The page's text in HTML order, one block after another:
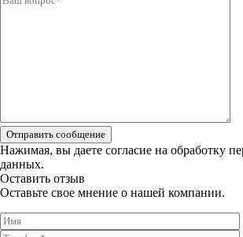
Отправить сообщение
Нажимая, вы даете согласие на обработку
данных.
Оставить отзыв
Оставьте свое мнение о нашей компании.